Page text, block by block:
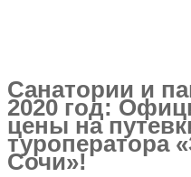
Санатории и
2020 год:
цены на
туроператора
Сочи»!